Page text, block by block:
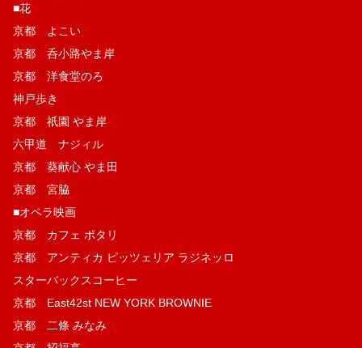
■花
京都 よこい
京都 呑小路やま岸
京都 洋食堂のろ
神戸歩き
京都 祇園 やま岸
六甲道 ナジィル
京都 葵献心 やま田
京都 宮脇
■オペラ映画
京都 カフェ ポタリ
京都 アンティカ ピッツェリア ラジネッロ
スターバックスコーヒー
京都 East42st NEW YORK BROWNIE
京都 二條 みなみ